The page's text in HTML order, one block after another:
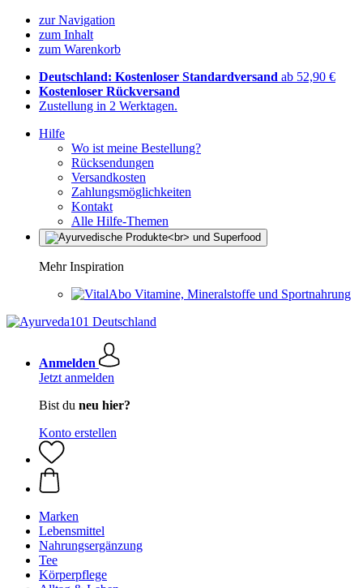
zur Navigation
zum Inhalt
zum Warenkorb
Deutschland: Kostenloser Standardversand ab 52,90 €
Kostenloser Rückversand
Zustellung in 2 Werktagen.
Hilfe
Wo ist meine Bestellung?
Rücksendungen
Versandkosten
Zahlungsmöglichkeiten
Kontakt
Alle Hilfe-Themen
Mehr Inspiration
Vitamine, Mineralstoffe und Sportnahrung
Anmelden
Jetzt anmelden
Bist du neu hier?
Konto erstellen
Marken
Lebensmittel
Nahrungsergänzung
Tee
Körperpflege